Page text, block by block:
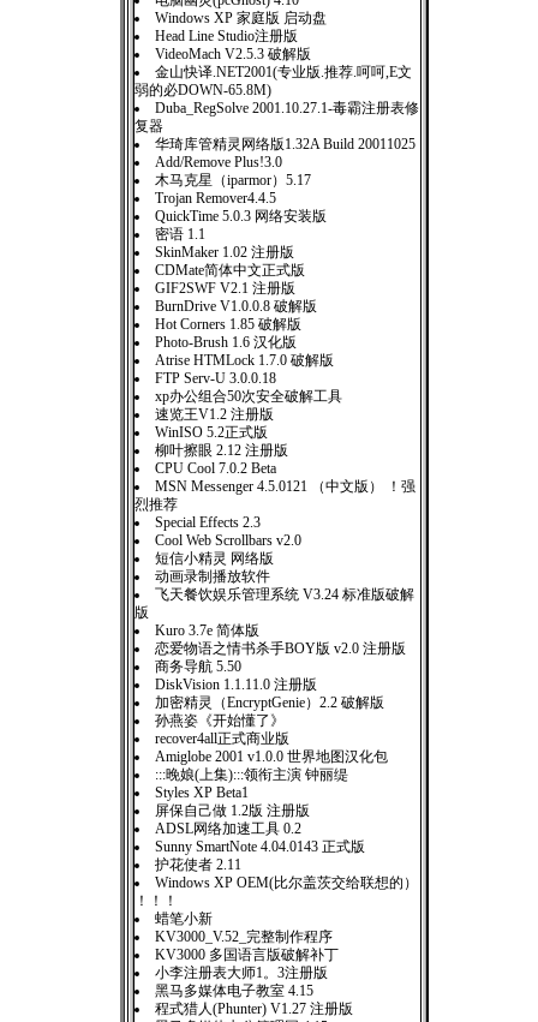
Windows XP 家庭版 启动盘
Head Line Studio注册版
VideoMach V2.5.3 破解版
金山快译.NET2001(专业版.推荐.呵呵,E文
弱的必DOWN-65.8M)
Duba_RegSolve 2001.10.27.1-毒霸注册表修
复器
华琦库管精灵网络版1.32A Build 20011025
Add/Remove Plus!3.0
木马克星（iparmor）5.17
Trojan Remover4.4.5
QuickTime 5.0.3 网络安装版
密语 1.1
SkinMaker 1.02 注册版
CDMate简体中文正式版
GIF2SWF V2.1 注册版
BurnDrive V1.0.0.8 破解版
Hot Corners 1.85 破解版
Photo-Brush 1.6 汉化版
Atrise HTMLock 1.7.0 破解版
FTP Serv-U 3.0.0.18
xp办公组合50次安全破解工具
速览王V1.2 注册版
WinISO 5.2正式版
柳叶擦眼 2.12 注册版
CPU Cool 7.0.2 Beta
MSN Messenger 4.5.0121 （中文版） ！强
烈推荐
Special Effects 2.3
Cool Web Scrollbars v2.0
短信小精灵 网络版
动画录制播放软件
飞天餐饮娱乐管理系统 V3.24 标准版破解
版
Kuro 3.7e 简体版
恋爱物语之情书杀手BOY版 v2.0 注册版
商务导航 5.50
DiskVision 1.1.11.0 注册版
加密精灵（EncryptGenie）2.2 破解版
孙燕姿《开始懂了》
recover4all正式商业版
Amiglobe 2001 v1.0.0 世界地图汉化包
:::晚娘(上集):::领衔主演 钟丽缇
Styles XP Beta1
屏保自己做 1.2版 注册版
ADSL网络加速工具 0.2
Sunny SmartNote 4.04.0143 正式版
护花使者 2.11
Windows XP OEM(比尔盖茨交给联想的）
！！！
蜡笔小新
KV3000_V.52_完整制作程序
KV3000 多国语言版破解补丁
小李注册表大师1。3注册版
黑马多媒体电子教室 4.15
程式猎人(Phunter) V1.27 注册版